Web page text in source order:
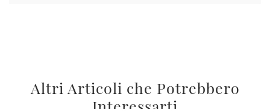
Altri Articoli che Potrebbero